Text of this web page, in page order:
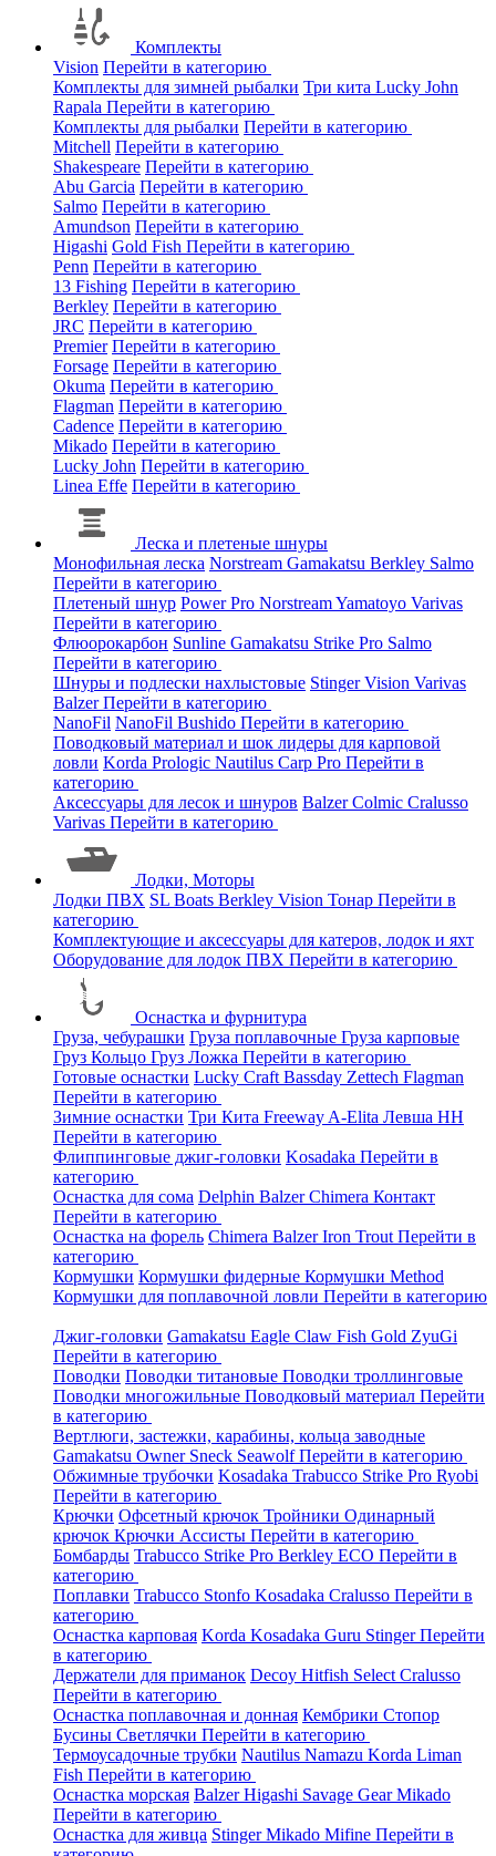
Комплекты
Vision Перейти в категорию
Комплекты для зимней рыбалки Три кита Lucky John
Rapala Перейти в категорию
Комплекты для рыбалки Перейти в категорию
Mitchell Перейти в категорию
Shakespeare Перейти в категорию
Abu Garcia Перейти в категорию
Salmo Перейти в категорию
Amundson Перейти в категорию
Higashi Gold Fish Перейти в категорию
Penn Перейти в категорию
13 Fishing Перейти в категорию
Berkley Перейти в категорию
JRC Перейти в категорию
Premier Перейти в категорию
Forsage Перейти в категорию
Okuma Перейти в категорию
Flagman Перейти в категорию
Cadence Перейти в категорию
Mikado Перейти в категорию
Lucky John Перейти в категорию
Linea Effe Перейти в категорию
Леска и плетеные шнуры
Монофильная леска Norstream Gamakatsu Berkley Salmo
Перейти в категорию
Плетеный шнур Power Pro NorstreamYamatoyo Varivas
Перейти в категорию
Флюорокарбон Sunline Gamakatsu Strike Pro Salmo
Перейти в категорию
Шнуры и подлески нахлыстовые StingerVision Varivas
BalzerПерейти в категорию
NanoFil NanoFil Bushido Перейти в категорию
Поводковый материал и шок лидеры для карповой
ловли Korda Prologic Nautilus Carp Pro Перейти в
категорию
Аксессуары для лесок и шнуров BalzerColmic Cralusso
Varivas Перейти в категорию
Лодки, Моторы
Лодки ПВХ SL Boats Berkley Vision Тонар Перейти в
категорию
Комплектующие и аксессуары для катеров, лодок и яхт
Оборудование для лодок ПВХ Перейти в категорию
Оснастка и фурнитура
Груза, чебурашки Груза поплавочные Груза карповые
Груз Кольцо Груз Ложка Перейти в категорию
Готовые оснастки Lucky Craft Bassday Zettech Flagman
Перейти в категорию
Зимние оснастки Три Кита Freeway A-Elita Левша НН
Перейти в категорию
Флиппинговые джиг-головки Kosadaka Перейти в
категорию
Оснастка для сома Delphin BalzerChimera Контакт
Перейти в категорию
Оснастка на форель Chimera BalzerIron Trout Перейти в
категорию
Кормушки Кормушки фидерные Кормушки Method
Кормушки для поплавочной ловли Перейти в категорию
Джиг-головки Gamakatsu Eagle Claw Fish Gold ZyuGi
Перейти в категорию
Поводки Поводки титановые Поводки троллинговые
Поводки многожильные Поводковый материал Перейти
в категорию
Вертлюги, застежки, карабины, кольца заводные
Gamakatsu Owner Sneck SeawolfПерейти в категорию
Обжимные трубочки Kosadaka Trabucco Strike Pro Ryobi
Перейти в категорию
Крючки Офсетный крючок Тройники Одинарный
крючок Крючки Ассисты Перейти в категорию
Бомбарды Trabucco Strike Pro Berkley ECO Перейти в
категорию
Поплавки Trabucco Stonfo Kosadaka Cralusso Перейти в
категорию
Оснастка карповая Korda Kosadaka Guru StingerПерейти
в категорию
Держатели для приманок Decoy Hitfish Select Cralusso
Перейти в категорию
Оснастка поплавочная и донная Кембрики Стопор
Бусины Светлячки Перейти в категорию
Термоусадочные трубки Nautilus Namazu Korda Liman
Fish Перейти в категорию
Оснастка морская BalzerHigashi Savage GearMikado
Перейти в категорию
Оснастка для живца StingerMikado Mifine Перейти в